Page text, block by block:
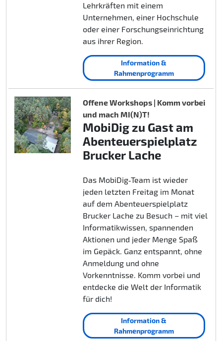
Lehrkräften mit einem
Unternehmen, einer Hochschule
oder einer Forschungseinrichtung
aus ihrer Region.
Information &
Rahmenprogramm
Offene Workshops | Komm vorbei
und mach MI(N)T!
MobiDig zu Gast am
Abenteuerspielplatz
Brucker Lache
Das MobiDig‑Team ist wieder
jeden letzten Freitag im Monat
auf dem Abenteuerspielplatz
Brucker Lache zu Besuch – mit viel
Informatikwissen, spannenden
Aktionen und jeder Menge Spaß
im Gepäck. Ganz entspannt, ohne
Anmeldung und ohne
Vorkenntnisse. Komm vorbei und
entdecke die Welt der Informatik
für dich!
Information &
Rahmenprogramm